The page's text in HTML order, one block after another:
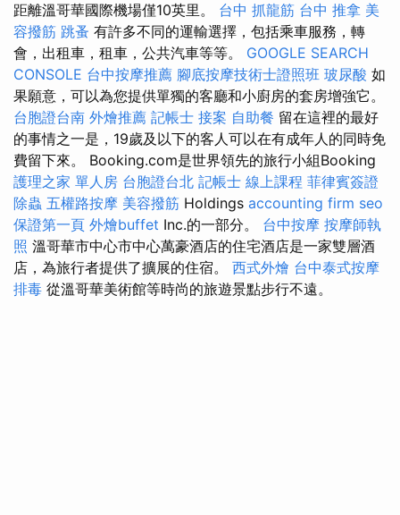
距離溫哥華國際機場僅10英里。 台中 抓龍筋 台中 推拿 美
容撥筋 跳蚤 有許多不同的運輸選擇，包括乘車服務，轉
會，出租車，租車，公共汽車等等。 GOOGLE SEARCH
CONSOLE 台中按摩推薦 腳底按摩技術士證照班 玻尿酸 如
果願意，可以為您提供單獨的客廳和小廚房的套房增強它。
台胞證台南 外燴推薦 記帳士 接案 自助餐 留在這裡的最好
的事情之一是，19歲及以下的客人可以在有成年人的同時免
費留下來。 Booking.com是世界領先的旅行小組Booking
護理之家 單人房 台胞證台北 記帳士 線上課程 菲律賓簽證
除蟲 五權路按摩 美容撥筋 Holdings accounting firm seo
保證第一頁 外燴buffet Inc.的一部分。 台中按摩 按摩師執
照 溫哥華市中心市中心萬豪酒店的住宅酒店是一家雙層酒
店，為旅行者提供了擴展的住宿。 西式外燴 台中泰式按摩
排毒 從溫哥華美術館等時尚的旅遊景點步行不遠。